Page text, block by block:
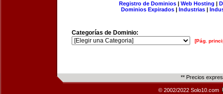
Registro de Dominios| Web Hosting |
Dominios Expirados | Industrias |
Categorías de Dominio:
[Pág.
** Precios
© 2002/2022 Solo10.com